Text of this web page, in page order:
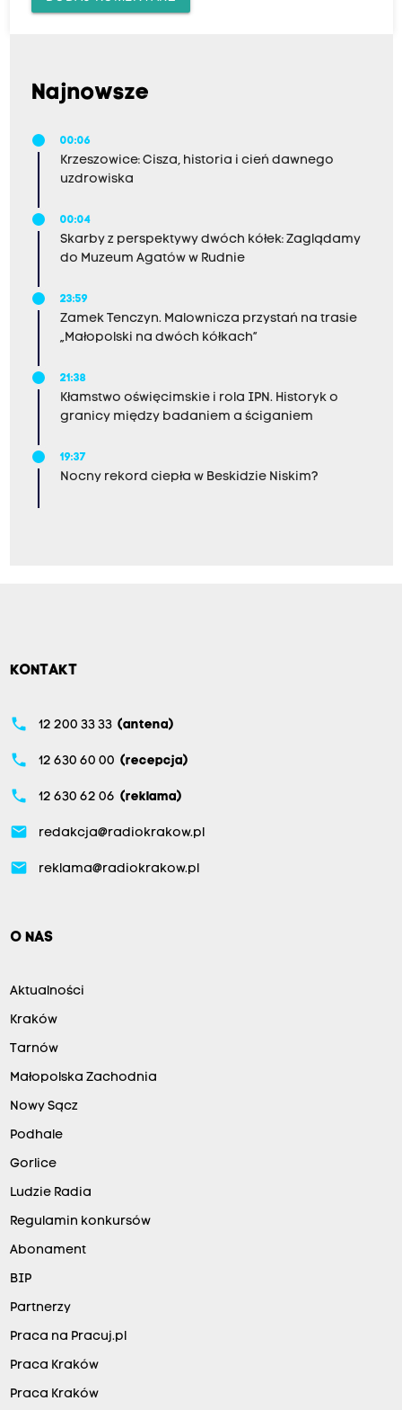
Najnowsze
00:06
Krzeszowice: Cisza, historia i cień dawnego
uzdrowiska
00:04
Skarby z perspektywy dwóch kółek: Zaglądamy
do Muzeum Agatów w Rudnie
23:59
Zamek Tenczyn. Malownicza przystań na trasie
„Małopolski na dwóch kółkach”
21:38
Kłamstwo oświęcimskie i rola IPN. Historyk o
granicy między badaniem a ściganiem
19:37
Nocny rekord ciepła w Beskidzie Niskim?
KONTAKT
phone 12 200 33 33 (antena)
phone 12 630 60 00 (recepcja)
phone 12 630 62 06 (reklama)
email redakcja@radiokrakow.pl
email reklama@radiokrakow.pl
O NAS
Aktualności
Kraków
Tarnów
Małopolska Zachodnia
Nowy Sącz
Podhale
Gorlice
Ludzie Radia
Regulamin konkursów
Abonament
BIP
Partnerzy
Praca na Pracuj.pl
Praca Kraków
Praca Kraków